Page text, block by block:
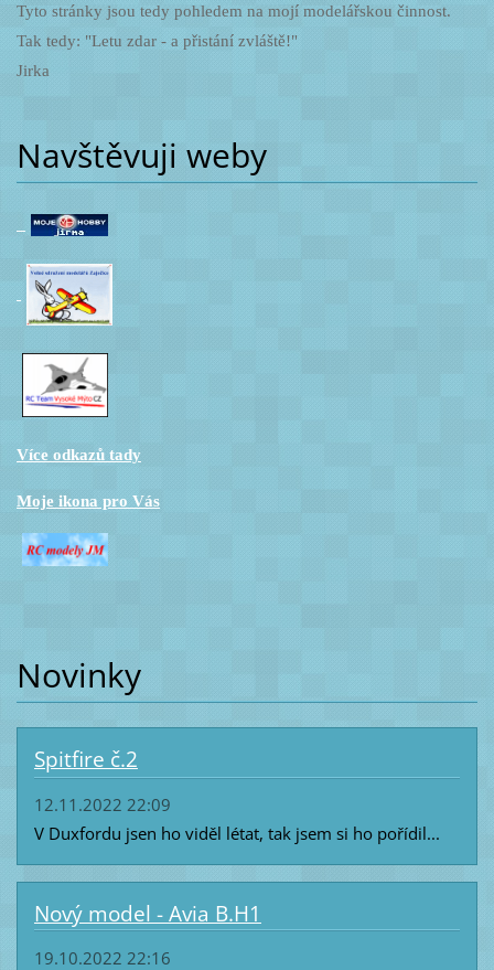
Tyto stránky jsou tedy pohledem na mojí modelářskou činnost.
Tak tedy: "Letu zdar - a přistání zvláště!"
Jirka
Navštěvuji weby
Více odkazů tady
Moje ikona pro Vás
Novinky
Spitfire č.2
12.11.2022 22:09
V Duxfordu jsen ho viděl létat, tak jsem si ho pořídil...
Nový model - Avia B.H1
19.10.2022 22:16